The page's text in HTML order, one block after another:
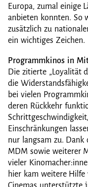
Europa, zumal einige
anbieten konnten. So
zusätzlich zu
ein wichtiges Zeichen.
Programmkinos in
Die zitierte „Loyalität
die
bei vielen
deren Rückkehr
Einschränkungen
nur langsam zu.
MDM sowie weiterer
vieler
hier kam weitere Hilfe